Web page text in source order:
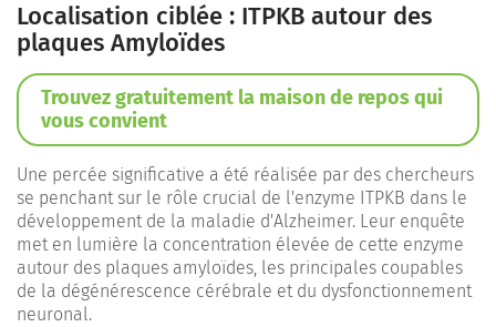
Localisation ciblée : ITPKB autour des
plaques Amyloïdes
Trouvez gratuitement la maison de repos qui
vous convient
Une percée significative a été réalisée par des chercheurs
se penchant sur le rôle crucial de l'enzyme ITPKB dans le
développement de la maladie d'Alzheimer. Leur enquête
met en lumière la concentration élevée de cette enzyme
autour des plaques amyloïdes, les principales coupables
de la dégénérescence cérébrale et du dysfonctionnement
neuronal.